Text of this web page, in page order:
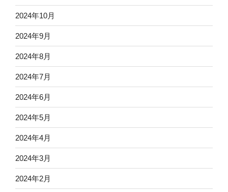
2024年10月
2024年9月
2024年8月
2024年7月
2024年6月
2024年5月
2024年4月
2024年3月
2024年2月